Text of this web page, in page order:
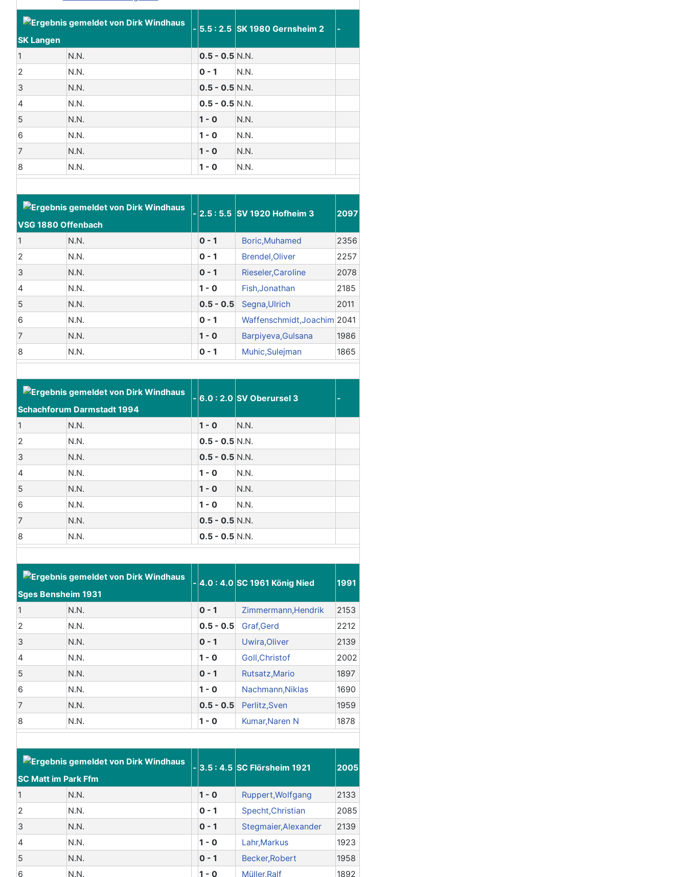
SK Langen
- 5.5 : 2.5 SK 1980 Gernsheim 2 -
1 N.N. 0.5 - 0.5 N.N.
2
N.N. 0 - 1
N.N.
3
N.N. 0.5 - 0.5 N.N.
4
N.N. 0.5 - 0.5 N.N.
5
N.N. 1 - 0
N.N.
6
N.N. 1 - 0
N.N.
7
N.N. 1 - 0
N.N.
8
N.N. 1 - 0 N.N.
VSG 1880 Offenbach
- 2.5 : 5.5 SV 1920 Hofheim 3 2097
1 N.N. 0 - 1 Boric,Muhamed
2356
2
N.N. 0 - 1 Brendel,Oliver
2257
3
N.N. 0 - 1 Rieseler,Caroline
2078
4
N.N. 1 - 0 Fish,Jonathan
2185
5
N.N. 0.5 - 0.5 Segna,Ulrich
2011
6
N.N. 0 - 1 Waffenschmidt,Joachim 2041
7
N.N. 1 - 0 Barpiyeva,Gulsana
1986
8
N.N. 0 - 1 Muhic,Sulejman 1865
Schachforum Darmstadt 1994
- 6.0 : 2.0 SV Oberursel 3 -
1 N.N. 1 - 0
N.N.
2
N.N. 0.5 - 0.5 N.N.
3
N.N. 0.5 - 0.5 N.N.
4
N.N. 1 - 0
N.N.
5
N.N. 1 - 0
N.N.
6
N.N. 1 - 0
N.N.
7
N.N. 0.5 - 0.5 N.N.
8
N.N. 0.5 - 0.5 N.N.
Sges Bensheim 1931
- 4.0 : 4.0 SC 1961 König Nied 1991
1 N.N. 0 - 1 Zimmermann,Hendrik
2153
2
N.N. 0.5 - 0.5 Graf,Gerd
2212
3
N.N. 0 - 1 Uwira,Oliver
2139
4
N.N. 1 - 0 Goll,Christof
2002
5
N.N. 0 - 1 Rutsatz,Mario
1897
6
N.N. 1 - 0 Nachmann,Niklas
1690
7
N.N. 0.5 - 0.5 Perlitz,Sven
1959
8
N.N. 1 - 0 Kumar,Naren N 1878
SC Matt im Park Ffm
- 3.5 : 4.5 SC Flörsheim 1921 2005
1 N.N. 1 - 0 Ruppert,Wolfgang
2133
2
N.N. 0 - 1 Specht,Christian
2085
3
N.N. 0 - 1 Stegmaier,Alexander
2139
4
N.N. 1 - 0 Lahr,Markus
1923
5
N.N. 0 - 1 Becker,Robert
1958
6
N.N. 1 - 0 Müller,Ralf
1892